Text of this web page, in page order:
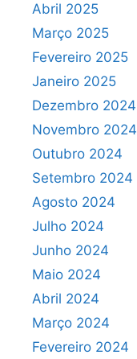
Abril 2025
Março 2025
Fevereiro 2025
Janeiro 2025
Dezembro 2024
Novembro 2024
Outubro 2024
Setembro 2024
Agosto 2024
Julho 2024
Junho 2024
Maio 2024
Abril 2024
Março 2024
Fevereiro 2024